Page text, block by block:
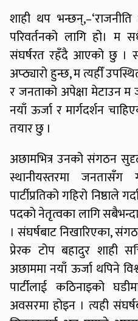
शाही थप
परिवर्तनको लागि हो। म
संघर्षरत रहँदै आएको छु ।
अप्ठ्यारो हुन्छ, म त्यहीँ
र जनताको अपेक्षा मेटाउन
नयाँ ऊर्जा र मार्गदर्शन
तयार छु ।
अछामभित्र उनको संगठन
स्थानीयस्तरमा जनतासँग
पार्टीप्रतिको गहिरो निष्ठाले
पदको नेतृत्वका लागि
। संघर्षबाट निखारिएका,
प्रेरक टोप बहादुर शाही
अछाममा नयाँ ऊर्जा थपिने
पार्टीलाई कठिनाइको
अवसरमा होइन । त्यही